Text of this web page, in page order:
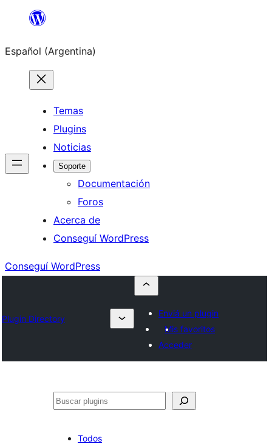
Saltar
contenido
Español (Argentina)
Temas
Plugins
Noticias
Soporte
Documentación
Foros
Acerca de
Conseguí WordPress
Conseguí WordPress
Plugin Directory
Enviá un plugin
Mis favoritos
Acceder
Buscar
Todos